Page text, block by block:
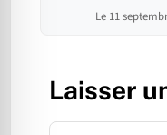
Le 11
Laisser
Commentaire